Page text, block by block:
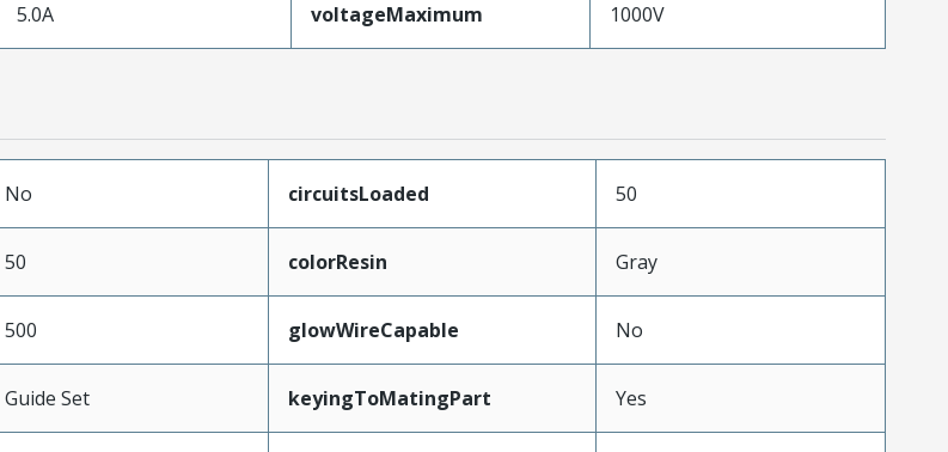
5.0A voltageMaximum 1000V
No circuitsLoaded 50
50 colorResin Gray
500 glowWireCapable No
Guide Set keyingToMatingPart Yes